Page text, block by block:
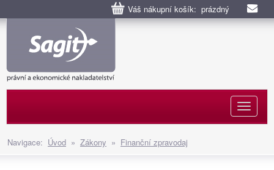
Váš nákupní košík: prázdný
Navigace: Úvod » Zákony » Finanční zpravodaj